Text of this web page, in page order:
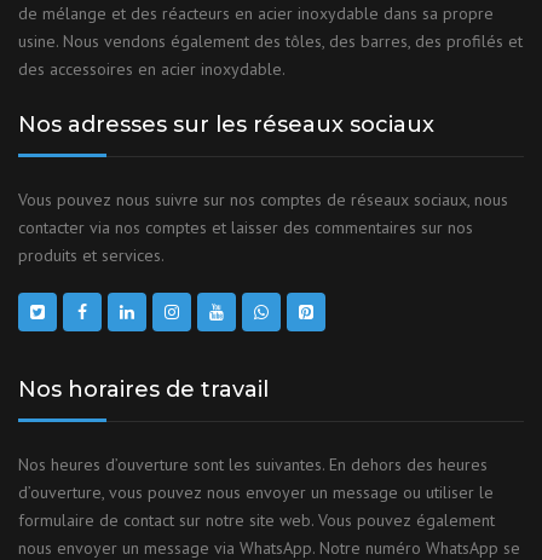
de mélange et des réacteurs en acier inoxydable dans sa propre
usine. Nous vendons également des tôles, des barres, des profilés et
des accessoires en acier inoxydable.
Nos adresses sur les réseaux sociaux
Vous pouvez nous suivre sur nos comptes de réseaux sociaux, nous
contacter via nos comptes et laisser des commentaires sur nos
produits et services.
Nos horaires de travail
Nos heures d’ouverture sont les suivantes. En dehors des heures
d’ouverture, vous pouvez nous envoyer un message ou utiliser le
formulaire de contact sur notre site web. Vous pouvez également
nous envoyer un message via WhatsApp. Notre numéro WhatsApp se